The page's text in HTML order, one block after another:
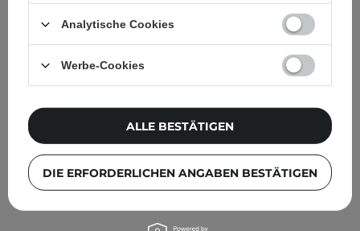
Analytische Cookies
Werbe-Cookies
DIE ERFORDERLICHEN ANGABEN BESTÄTIGEN
ALLE BESTÄTIGEN